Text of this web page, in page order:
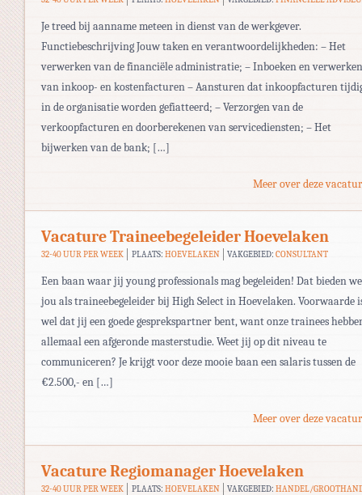
Je treed bij aanname meteen in dienst van de werkgever.
Functiebeschrijving Jouw taken en verantwoordelijkheden: – Het
verwerken van de financiële administratie; – Inboeken en verwerken
van inkoop- en kostenfacturen – Aansturen dat inkoopfacturen
in de organisatie worden gefiatteerd; – Verzorgen van de
verkoopfacturen en doorberekenen van servicediensten; – Het
bijwerken van de bank; […]
Meer over deze
Vacature Traineebegeleider Hoevelaken
32-40 UUR PER WEEK PLAATS: HOEVELAKEN VAKGEBIED:CONSULTANT
Een baan waar jij young professionals mag begeleiden! Dat bieden we
jou als traineebegeleider bij High Select in Hoevelaken. Voorwaarde
wel dat jij een goede gesprekspartner bent, want onze trainees
allemaal een afgeronde masterstudie. Weet jij op dit niveau te
communiceren? Je krijgt voor deze mooie baan een salaris tussen de
€2.500,- en […]
Meer over deze
Vacature Regiomanager Hoevelaken
32-40 UUR PER WEEK PLAATS: HOEVELAKEN VAKGEBIED:HANDEL/